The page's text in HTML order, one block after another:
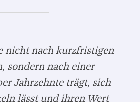
nicht nach kurzfristigen
sondern nach einer
Jahrzehnte trägt, sich
lässt und ihren Wert